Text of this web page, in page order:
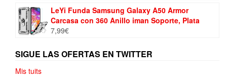
LeYi Funda Samsung Galaxy A50 Armor
Carcasa con 360 Anillo iman Soporte, Plata
7,99€
SIGUE LAS OFERTAS EN TWITTER
Mis tuits